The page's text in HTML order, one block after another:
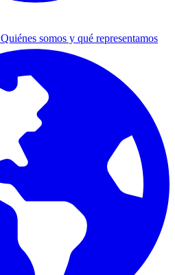
Quiénes somos y qué representamos